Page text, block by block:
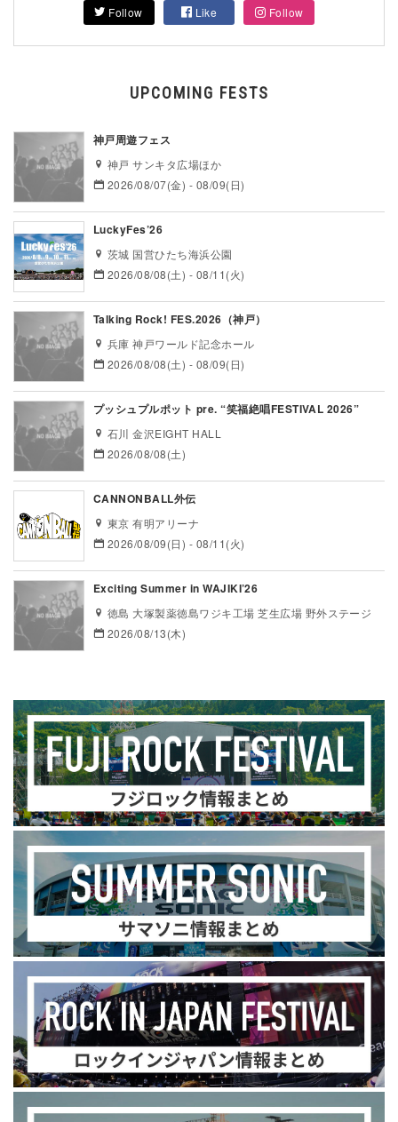
Follow Like Follow
UPCOMING FESTS
神戸周遊フェス
神戸 サンキタ広場ほか
2026/08/07(金) - 08/09(日)
LuckyFes’26
茨城 国営ひたち海浜公園
2026/08/08(土) - 08/11(火)
Talking Rock! FES.2026（神戸）
兵庫 神戸ワールド記念ホール
2026/08/08(土) - 08/09(日)
プッシュプルポット pre. “笑福絶唱FESTIVAL 2026”
石川 金沢EIGHT HALL
2026/08/08(土)
CANNONBALL外伝
東京 有明アリーナ
2026/08/09(日) - 08/11(火)
Exciting Summer in WAJIKI’26
徳島 大塚製薬徳島ワジキ工場 芝生広場 野外ステージ
2026/08/13(木)